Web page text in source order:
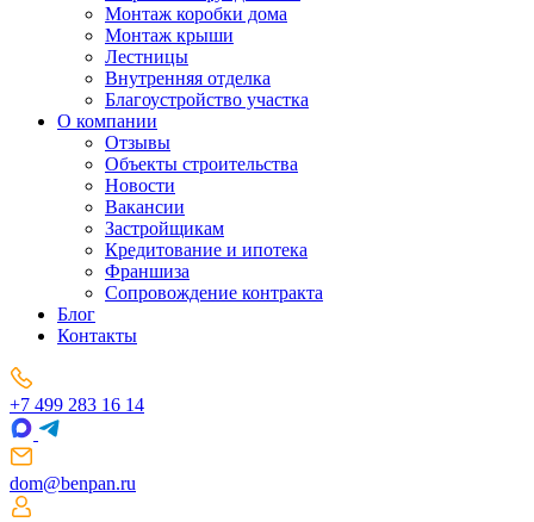
Монтаж коробки дома
Монтаж крыши
Лестницы
Внутренняя отделка
Благоустройство участка
О компании
Отзывы
Объекты строительства
Новости
Вакансии
Застройщикам
Кредитование и ипотека
Франшиза
Сопровождение контракта
Блог
Контакты
+7 499 283 16 14
dom@benpan.ru